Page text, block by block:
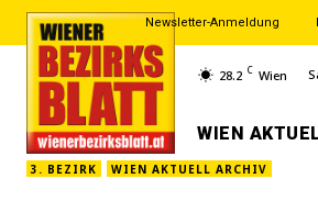
Newsletter-Anmeldung
28.2 C Wien
WIEN
3. BEZIRK WIEN AKTUELL ARCHIV